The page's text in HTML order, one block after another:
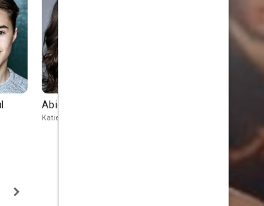
Abigail Spencer
Katie